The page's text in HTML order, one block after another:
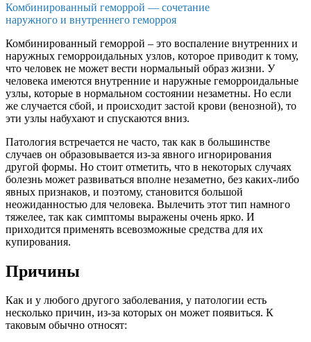
Комбинированный геморрой — сочетание
наружного и внутреннего геморроя
Комбинированный геморрой – это воспаление внутренних и
наружных геморроидальных узлов, которое приводит к тому,
что человек не может вести нормальный образ жизни. У
человека имеются внутренние и наружные геморроидальные
узлы, которые в нормальном состоянии незаметны. Но если
же случается сбой, и происходит застой крови (венозной), то
эти узлы набухают и спускаются вниз.
Патология встречается не часто, так как в большинстве
случаев он образовывается из-за явного игнорирования
другой формы. Но стоит отметить, что в некоторых случаях
болезнь может развиваться вполне незаметно, без каких-либо
явных признаков, и поэтому, становится большой
неожиданностью для человека. Вылечить этот тип намного
тяжелее, так как симптомы выражены очень ярко. И
приходится применять всевозможные средства для их
купирования.
Причины
Как и у любого другого заболевания, у патологии есть
несколько причин, из-за которых он может появиться. К
таковым обычно относят: